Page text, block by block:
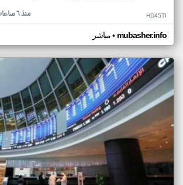
منذ ٦ ساعات HD45TI
مباشر• mubasher.info